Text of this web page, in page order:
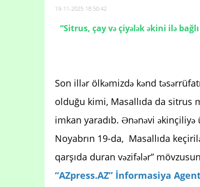
19-11-2025 18:50:42
“Sitrus, çay və çiyələk əkini ilə
Son illər ölkəmizdə kənd
olduğu kimi, Masallıda da sitrus
imkan yaradıb. Ənənəvi
Noyabrın 19-da, Masallıda
qarşıda duran vəzifələr”
“AZpress.AZ” İnformasiya